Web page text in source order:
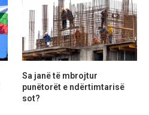
Sa janë të mbrojtur
punëtorët e ndërtimtarisë
sot?